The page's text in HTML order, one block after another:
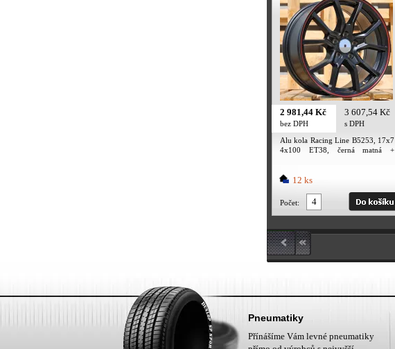
2 981,44 Kč
bez DPH
3 607,54 Kč
s DPH
Alu kola Racing Line B5253, 17x7
4x100 ET38, černá matná +
12 ks
Počet:
Pneumatiky
Přínášíme Vám levné pneumatiky